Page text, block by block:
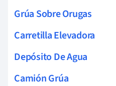
Grúa Sobre Orugas
Carretilla Elevadora
Depósito De Agua
Camión Grúa